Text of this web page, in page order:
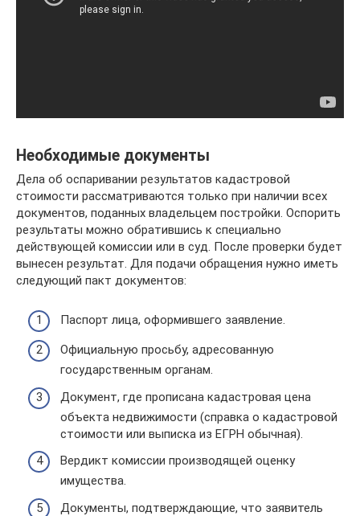
Необходимые документы
Дела об оспаривании результатов кадастровой
стоимости рассматриваются только при наличии всех
документов, поданных владельцем постройки. Оспорить
результаты можно обратившись к специально
действующей комиссии или в суд. После проверки будет
вынесен результат. Для подачи обращения нужно иметь
следующий пакт документов:
Паспорт лица, оформившего заявление.
Официальную просьбу, адресованную
государственным органам.
Документ, где прописана кадастровая цена
объекта недвижимости (справка о кадастровой
стоимости или выписка из ЕГРН обычная).
Вердикт комиссии производящей оценку
имущества.
Документы, подтверждающие, что заявитель